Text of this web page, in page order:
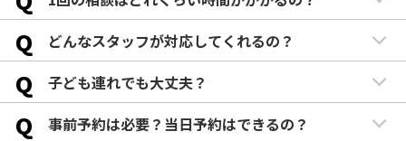
Q どんなスタッフが対応してくれるの？
Q 子ども連れでも大丈夫？
Q 事前予約は必要？当日予約はできるの？